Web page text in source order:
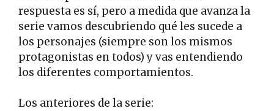
respuesta es sí, pero a medida que avanza la
serie vamos descubriendo qué les sucede a
los personajes (siempre son los mismos
protagonistas en todos) y vas entendiendo
los diferentes comportamientos.
Los anteriores de la serie: